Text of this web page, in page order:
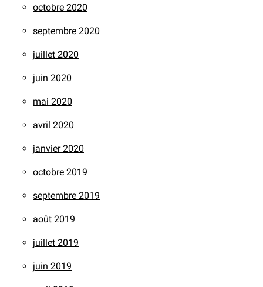
octobre 2020
septembre 2020
juillet 2020
juin 2020
mai 2020
avril 2020
janvier 2020
octobre 2019
septembre 2019
août 2019
juillet 2019
juin 2019